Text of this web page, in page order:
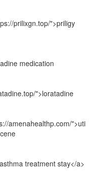
prilixgn.top/">priligy
medication
">loratadine
amenahealthp.com/">uti
treatment stay</a>